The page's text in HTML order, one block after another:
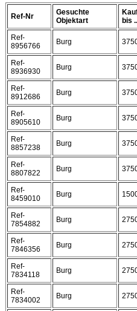
Ref-Nr
Gesuchte
Objektart
bis
Ref-
8956766
Burg
Ref-
8936930
Burg
Ref-
8912686
Burg
Ref-
8905610
Burg
Ref-
8857238
Burg
Ref-
8807822
Burg
Ref-
8459010
Burg
Ref-
7854882
Burg
Ref-
7846356
Burg
Ref-
7834118
Burg
Ref-
7834002
Burg